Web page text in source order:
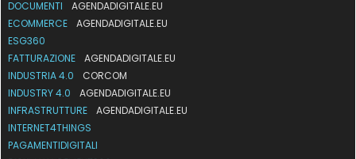
DOCUMENTI
AGENDADIGITALE.EU
ECOMMERCE
AGENDADIGITALE.EU
ESG360
FATTURAZIONE
AGENDADIGITALE.EU
INDUSTRIA 4.0
CORCOM
INDUSTRY 4.0
AGENDADIGITALE.EU
INFRASTRUTTURE
AGENDADIGITALE.EU
INTERNET4THINGS
PAGAMENTIDIGITALI